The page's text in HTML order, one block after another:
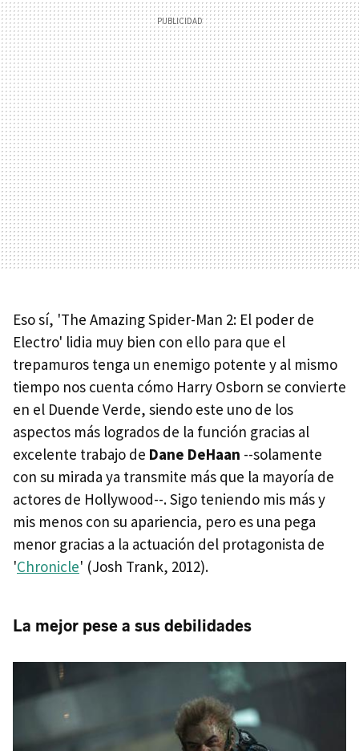
Eso sí, 'The Amazing Spider-Man 2: El poder de
Electro' lidia muy bien con ello para que el
trepamuros tenga un enemigo potente y al mismo
tiempo nos cuenta cómo Harry Osborn se convierte
en el Duende Verde, siendo este uno de los
aspectos más logrados de la función gracias al
excelente trabajo de Dane DeHaan --solamente
con su mirada ya transmite más que la mayoría de
actores de Hollywood--. Sigo teniendo mis más y
mis menos con su apariencia, pero es una pega
menor gracias a la actuación del protagonista de
'Chronicle' (Josh Trank, 2012).
La mejor pese a sus debilidades